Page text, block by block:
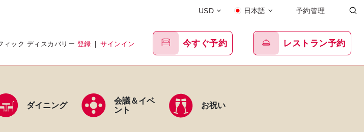
USD 日本語 予約管理
ィック ディスカバリー 登録 | サインイン 今すぐ予約 レストラン予約
ダイニング
会議＆イベ
ント
お祝い